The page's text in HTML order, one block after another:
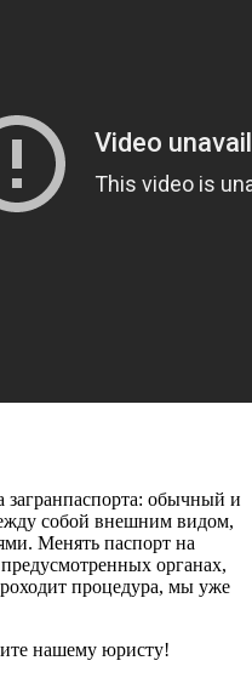
загранпаспорта: обычный и
собой внешним видом,
Менять паспорт на
органах,
процедура, мы уже
нашему юристу!